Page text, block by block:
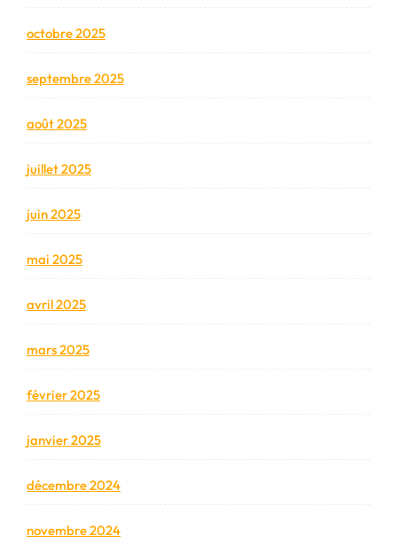
octobre 2025
septembre 2025
août 2025
juillet 2025
juin 2025
mai 2025
avril 2025
mars 2025
février 2025
janvier 2025
décembre 2024
novembre 2024